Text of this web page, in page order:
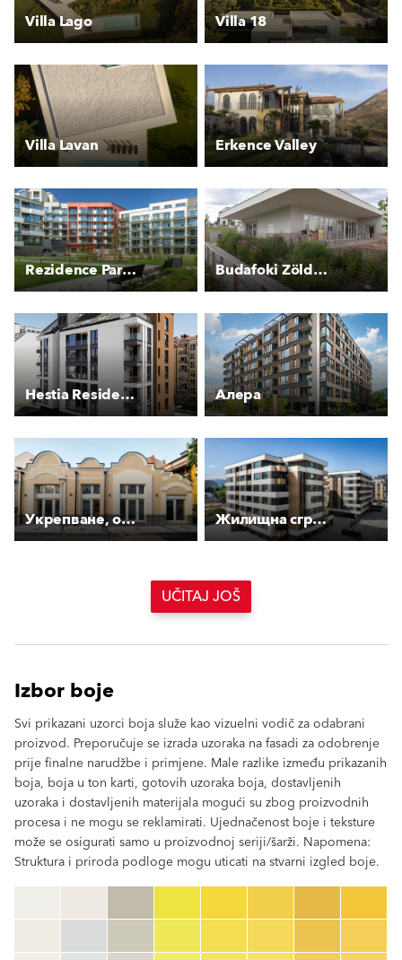
Villa Lago Villa 18
Villa Lavan Erkence Valley
Rezidence Parková čtvrť (blok I.) Budafoki Zöldike bölcsőde
Hestia Residence Lyulin Алера
Укрепване, основен ремонт и реставрация на фасада към ул. "Г. С. Раковски" Жилищна сграда Алвера
UČITAJ JOŠ
Izbor boje
Svi prikazani uzorci boja služe kao vizuelni vodič za odabrani
proizvod. Preporučuje se izrada uzoraka na fasadi za odobrenje
prije finalne narudžbe i primjene. Male razlike između prikazanih
boja, boja u ton karti, gotovih uzoraka boja, dostavljenih
uzoraka i dostavljenih materijala mogući su zbog proizvodnih
procesa i ne mogu se reklamirati. Ujednačenost boje i teksture
može se osigurati samo u proizvodnoj seriji/šarži. Napomena:
Struktura i priroda podloge mogu uticati na stvarni izgled boje.
clear